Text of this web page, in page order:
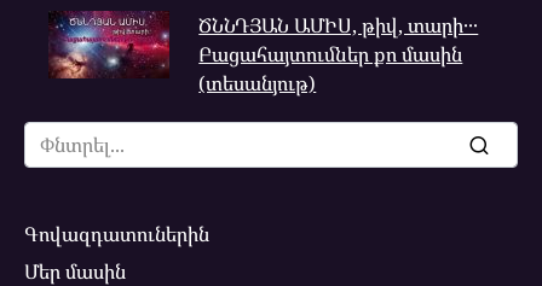
ԾՆՆԴՅԱՆ ԱՄԻՍ, թիվ, տարի․․․
Բացահայտումներ քո մասին
(տեսանյութ)
Search
for:
Գովազդատուներին
Մեր մասին